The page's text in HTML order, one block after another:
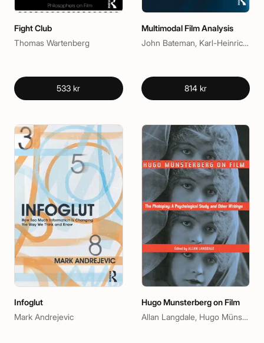
Fight Club
Thomas Wartenberg
533 kr
Multimodal Film Analysis
John Bateman, Karl-Heinrich Schmidt
814 kr
Infoglut
Mark Andrejevic
Hugo Munsterberg on Film
Allan Langdale, Hugo Münsterberg